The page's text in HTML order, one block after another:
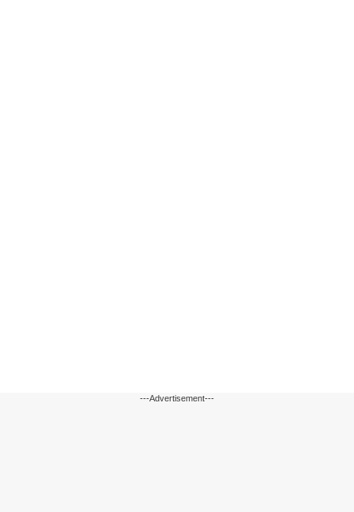
---Advertisement---